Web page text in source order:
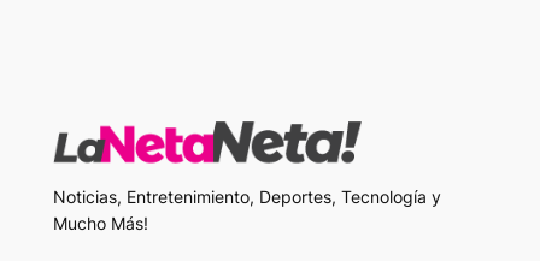
Noticias, Entretenimiento, Deportes, Tecnología y
Mucho Más!